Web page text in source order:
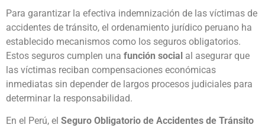
Para garantizar la efectiva indemnización de las víctimas de
accidentes de tránsito, el ordenamiento jurídico peruano ha
establecido mecanismos como los seguros obligatorios.
Estos seguros cumplen una función social al asegurar que
las víctimas reciban compensaciones económicas
inmediatas sin depender de largos procesos judiciales para
determinar la responsabilidad.
En el Perú, el Seguro Obligatorio de Accidentes de Tránsito